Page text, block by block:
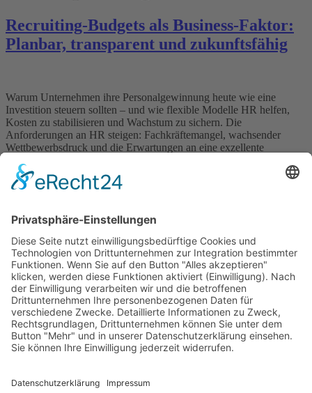
Recruiting-Budgets als Business-Faktor:
Planbar, transparent und zukunftsfähig
Warum Unternehmen ihre Personalgewinnung heute wie eine
Investition steuern sollten – und wie flexible Modelle HR helfen,
Kosten zu stabilisieren und Wachstum zu sichern. Die
Anforderungen an HR steigen: Fachkräftemangel, wachsender
Wettbewerbsdruck und die Erwartungen an eine exzellente
Gleichzeitig müssen Kosten sinken, Budgets enger kontrolliert und
Entscheidungen gegenüber […]
Impressum
Datenschutz
Kooperation
Werbung
Presse- und Öffentlichkeitsarbeit
Aktuelles
Themenwelt